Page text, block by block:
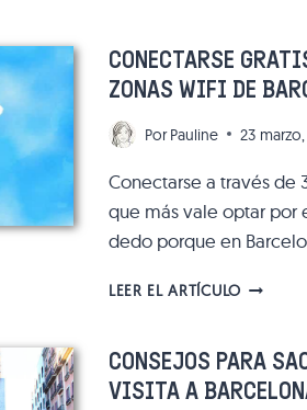
EN
CONECTARSE
ZONAS WIFI DE
Por Pauline 23
Conectarse a través de
que más vale optar por
dedo porque en
LEER EL ARTÍCULO
A
CONSEJOS PARA
VISITA A